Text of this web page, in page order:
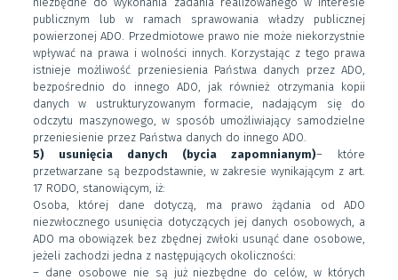
publicznym lub w ramach sprawowania władzy publicznej
powierzonej ADO. Przedmiotowe prawo nie może niekorzystnie
wpływać na prawa i wolności innych. Korzystając z tego prawa
istnieje możliwość przeniesienia Państwa danych przez ADO,
bezpośrednio do innego ADO, jak również otrzymania kopii
danych w ustrukturyzowanym formacie, nadającym się do
odczytu maszynowego, w sposób umożliwiający samodzielne
przeniesienie przez Państwa danych do innego ADO.
5) usunięcia danych (bycia zapomnianym)– które
przetwarzane są bezpodstawnie, w zakresie wynikającym z art.
17 RODO, stanowiącym, iż:
Osoba, której dane dotyczą, ma prawo żądania od ADO
niezwłocznego usunięcia dotyczących jej danych osobowych, a
ADO ma obowiązek bez zbędnej zwłoki usunąć dane osobowe,
jeżeli zachodzi jedna z następujących okoliczności:
– dane osobowe nie są już niezbędne do celów, w których